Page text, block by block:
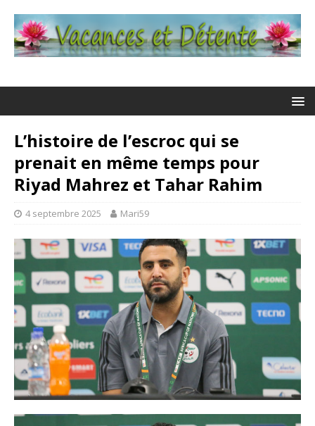
L’histoire de l’escroc qui se
prenait en même temps pour
Riyad Mahrez et Tahar Rahim
4 septembre 2025 Mari59